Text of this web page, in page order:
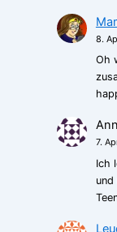
8.
Oh
7.
Ich
und